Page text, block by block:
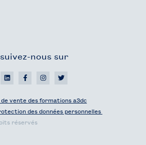
suivez-nous sur
vente des formations a3dc
des données personnelles
réservés